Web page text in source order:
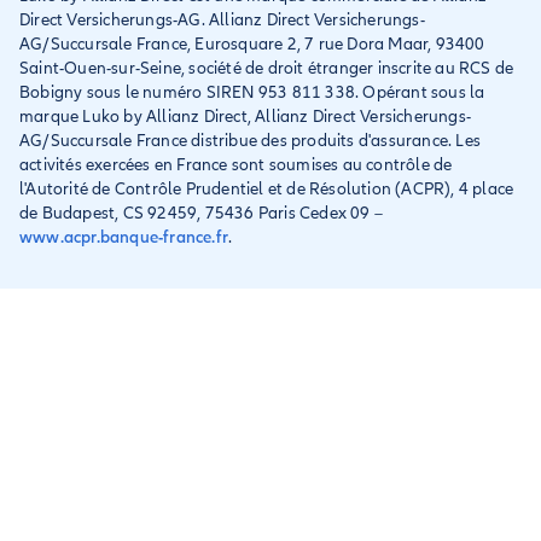
IPID
Direct Versicherungs-AG. Allianz Direct Versicherungs-
AG/Succursale France, Eurosquare 2, 7 rue Dora Maar, 93400
Saint-Ouen-sur-Seine, société de droit étranger inscrite au RCS de
Bobigny sous le numéro SIREN 953 811 338. Opérant sous la
marque Luko by Allianz Direct, Allianz Direct Versicherungs-
AG/Succursale France distribue des produits d'assurance. Les
activités exercées en France sont soumises au contrôle de
l'Autorité de Contrôle Prudentiel et de Résolution (ACPR), 4 place
de Budapest, CS 92459, 75436 Paris Cedex 09 –
www.acpr.banque-france.fr.